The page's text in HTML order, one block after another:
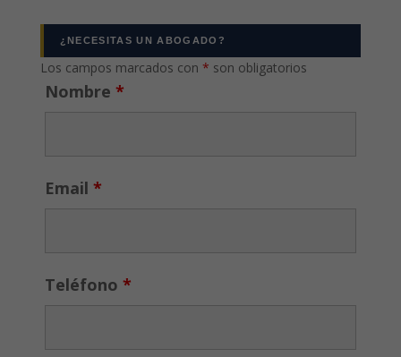
¿NECESITAS UN ABOGADO?
Los campos marcados con * son obligatorios
Nombre *
Email *
Teléfono *